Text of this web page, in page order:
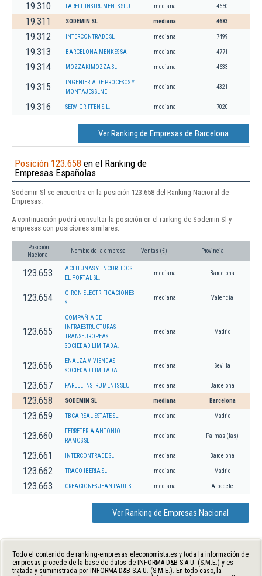
19.310 FARELL INSTRUMENTS SLU mediana 4650
19.311 SODEMIN SL mediana 4683
19.312 INTERCONTRADE SL mediana 7499
19.313 BARCELONA MENKES SA mediana 4771
19.314 MOZZAKIMOZZA SL mediana 4633
19.315
INGENIERIA DE PROCESOS Y
MONTAJES SLNE
mediana 4321
19.316 SERVIGRIFFEN S.L. mediana 7020
Ver Ranking de Empresas de Barcelona
Posición 123.658 en el Ranking de
Empresas Españolas
Sodemin Sl se encuentra en la posición 123.658 del Ranking Nacional de
Empresas.
A continuación podrá consultar la posición en el ranking de Sodemin Sl y
empresas con posiciones similares:
Posición
Nacional
Nombre de la empresa Ventas (€) Provincia
123.653
ACEITUNAS Y ENCURTIDOS
EL PORTAL SL.
mediana Barcelona
123.654
GIRON ELECTRIFICACIONES
SL
mediana Valencia
123.655
COMPAÑIA DE
INFRAESTRUCTURAS
TRANSEUROPEAS
SOCIEDAD LIMITADA.
mediana Madrid
123.656
ENALZA VIVIENDAS
SOCIEDAD LIMITADA.
mediana Sevilla
123.657 FARELL INSTRUMENTS SLU mediana Barcelona
123.658 SODEMIN SL mediana Barcelona
123.659 TBCA REAL ESTATE SL. mediana Madrid
123.660
FERRETERIA ANTONIO
RAMOS SL
mediana Palmas (las)
123.661 INTERCONTRADE SL mediana Barcelona
123.662 TRACO IBERIA SL mediana Madrid
123.663 CREACIONES JEAN PAUL SL mediana Albacete
Ver Ranking de Empresas Nacional
Todo el contenido de ranking-empresas.eleconomista.es y toda la información de
empresas procede de la base de datos de INFORMA D&B S.A.U. (S.M.E.) y es
tratada y suministrada por INFORMA D&B S.A.U. (S.M.E.). En todo caso, la